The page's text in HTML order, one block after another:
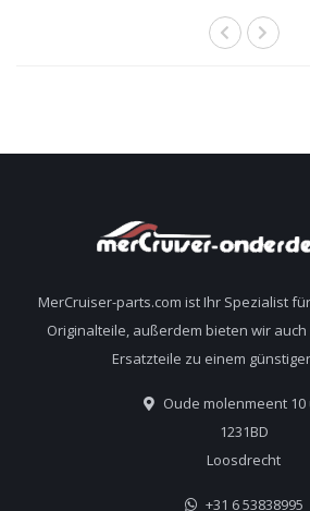
MerCruiser-parts.com ist Ihr Spezialist
Originalteile, außerdem bieten wir
Ersatzteile zu einem
Oude molenmeent 10
1231BD
Loosdrecht
+31 6 53838995